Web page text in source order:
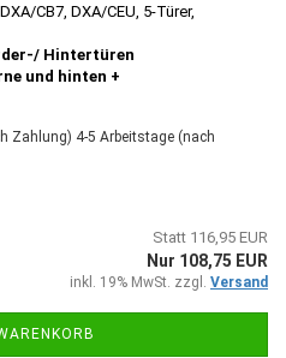
CB7, DXA/CEU, 5-Türer,
Hintertüren
und hinten +
4-5 Arbeitstage (nach
Statt 116,95 EUR
Nur 108,75 EUR
inkl. 19% MwSt. zzgl. Versand